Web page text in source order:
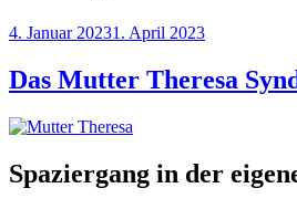
Veröffentlicht
4. Januar 20231. April 2023
Das Mutter Theresa
Spaziergang in der